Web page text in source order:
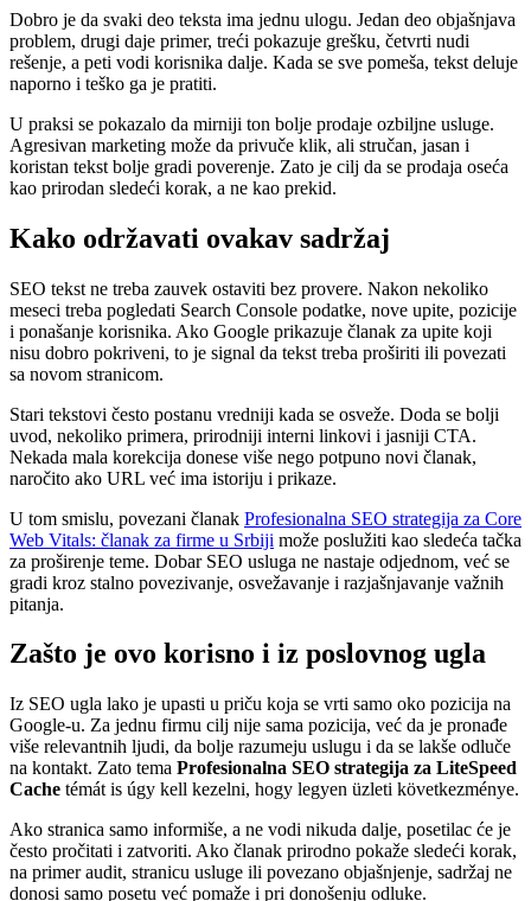
Dobro je da svaki deo teksta ima jednu ulogu. Jedan deo objašnjava
problem, drugi daje primer, treći pokazuje grešku, četvrti nudi
rešenje, a peti vodi korisnika dalje. Kada se sve pomeša, tekst deluje
naporno i teško ga je pratiti.
U praksi se pokazalo da mirniji ton bolje prodaje ozbiljne usluge.
Agresivan marketing može da privuče klik, ali stručan, jasan i
koristan tekst bolje gradi poverenje. Zato je cilj da se prodaja oseća
kao prirodan sledeći korak, a ne kao prekid.
Kako održavati ovakav sadržaj
SEO tekst ne treba zauvek ostaviti bez provere. Nakon nekoliko
meseci treba pogledati Search Console podatke, nove upite, pozicije
i ponašanje korisnika. Ako Google prikazuje članak za upite koji
nisu dobro pokriveni, to je signal da tekst treba proširiti ili povezati
sa novom stranicom.
Stari tekstovi često postanu vredniji kada se osveže. Doda se bolji
uvod, nekoliko primera, prirodniji interni linkovi i jasniji CTA.
Nekada mala korekcija donese više nego potpuno novi članak,
naročito ako URL već ima istoriju i prikaze.
U tom smislu, povezani članak Profesionalna SEO strategija za Core
Web Vitals: članak za firme u Srbiji može poslužiti kao sledeća tačka
za proširenje teme. Dobar SEO usluga ne nastaje odjednom, već se
gradi kroz stalno povezivanje, osvežavanje i razjašnjavanje važnih
pitanja.
Zašto je ovo korisno i iz poslovnog ugla
Iz SEO ugla lako je upasti u priču koja se vrti samo oko pozicija na
Google-u. Za jednu firmu cilj nije sama pozicija, već da je pronađe
više relevantnih ljudi, da bolje razumeju uslugu i da se lakše odluče
na kontakt. Zato tema Profesionalna SEO strategija za LiteSpeed
Cache témát is úgy kell kezelni, hogy legyen üzleti következménye.
Ako stranica samo informiše, a ne vodi nikuda dalje, posetilac će je
često pročitati i zatvoriti. Ako članak prirodno pokaže sledeći korak,
na primer audit, stranicu usluge ili povezano objašnjenje, sadržaj ne
donosi samo posetu već pomaže i pri donošenju odluke.